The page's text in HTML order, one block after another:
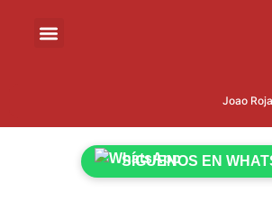
Joao
SÍGUENOS EN
2 mins
2 mins
Crean